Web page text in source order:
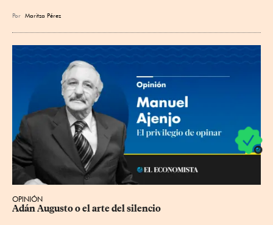
Por Maritza Pérez
OPINIÓN
Adán Augusto o el arte del silencio